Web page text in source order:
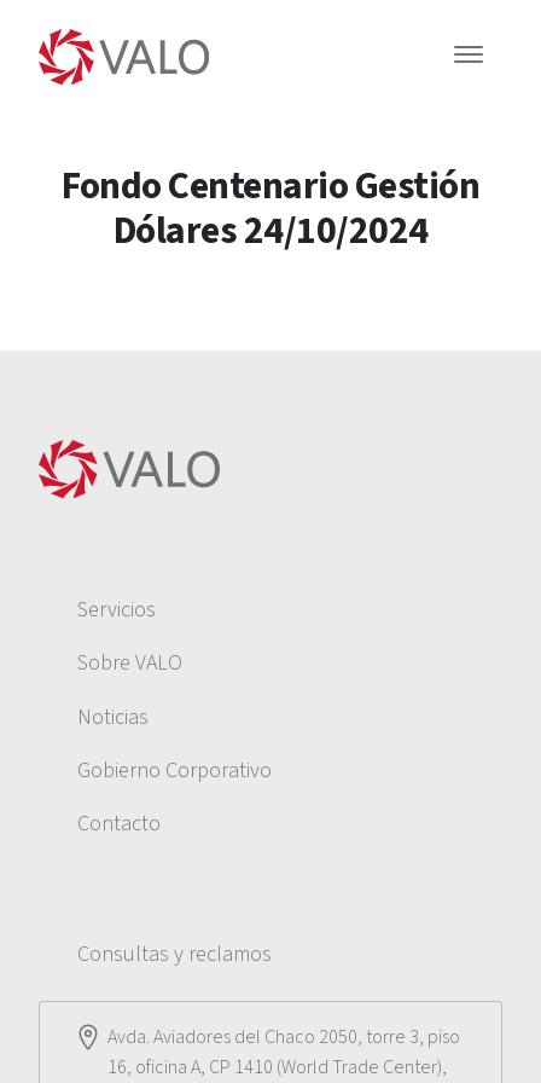
Fondo Centenario Gestión
Dólares 24/10/2024
Servicios
Sobre VALO
Noticias
Gobierno Corporativo
Contacto
Consultas y reclamos
Avda. Aviadores del Chaco 2050, torre 3, piso
16, oficina A, CP 1410 (World Trade Center),